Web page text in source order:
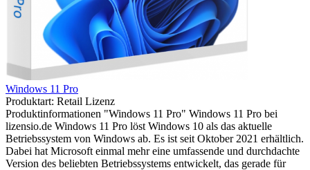
Windows 11 Pro
Produktart: Retail Lizenz
Produktinformationen "Windows 11 Pro" Windows 11 Pro bei
lizensio.de Windows 11 Pro löst Windows 10 als das aktuelle
Betriebssystem von Windows ab. Es ist seit Oktober 2021 erhältlich.
Dabei hat Microsoft einmal mehr eine umfassende und durchdachte
Version des beliebten Betriebssystems entwickelt, das gerade für